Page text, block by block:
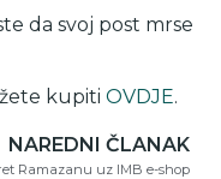
da svoj post mrse
kupiti OVDJE.
NAREDNI ČLANAK
Ramazanu uz IMB e-shop